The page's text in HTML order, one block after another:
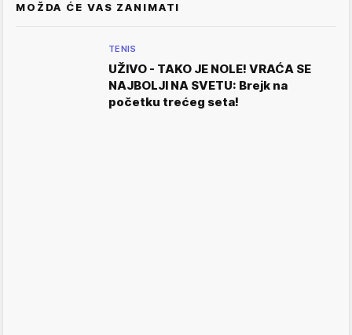
MOŽDA ĆE VAS ZANIMATI
TENIS
UŽIVO - TAKO JE NOLE! VRAĆA SE
NAJBOLJI NA SVETU: Brejk na
početku trećeg seta!